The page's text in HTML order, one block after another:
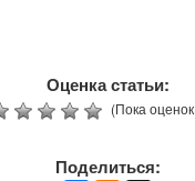
Оценка статьи:
(Пока
Поделиться: